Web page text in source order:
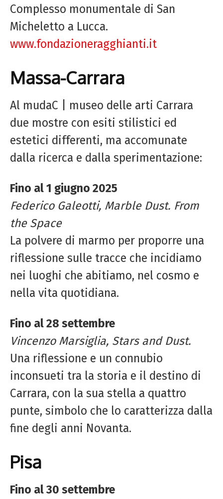
Complesso monumentale di San
Micheletto a Lucca.
www.fondazioneragghianti.it
Massa-Carrara
Al mudaC | museo delle arti Carrara
due mostre con esiti stilistici ed
estetici differenti, ma accomunate
dalla ricerca e dalla sperimentazione:
Fino al1 giugno 2025
Federico Galeotti, Marble Dust. From
the Space
La polvere di marmo per proporre una
riflessione sulle tracce che incidiamo
nei luoghi che abitiamo, nel cosmo e
nella vita quotidiana.
Fino al 28 settembre
Vincenzo Marsiglia, Stars and Dust.
Una riflessione e un connubio
inconsueti tra la storia e il destino di
Carrara, con la sua stella a quattro
punte, simbolo che lo caratterizza dalla
fine degli anni Novanta.
Pisa
Fino al 30 settembre